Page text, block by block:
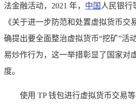
法金融活动，2021 年， 中国 人民银行
《关于进一步防范和处置虚拟货币交
确提出要全面整治虚拟货币“挖矿”活
易炒作行为，这一举措彰显了国家对
度。
使用 TP 钱包进行虚拟货币交易